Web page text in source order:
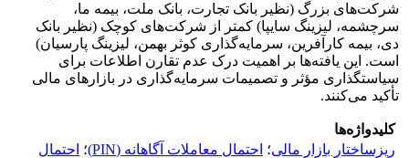
شرکت‌های بزرگ (نظیر بانک تجارت، بانک ملت، بیمه ما،
سرچشمه، لیزینگ سایپا) کمتر از شرکت‌های کوچک (نظیر بانک
دی، بیمه کارآفرین، سرمایه‌گذاری کوثر بهمن، لیزینگ پارسیان)
است. این یافته‌ها بر اهمیت درک عدم تقارن اطلاعات برای
سیاستگذاری مؤثر و تصمیمات سرمایه‌گذاری در بازارهای مالی
تأکید می‌کنند.
کلیدواژه‌ها
ریزساختار بازار مالی؛ احتمال معاملات آگاهانه (PIN) ؛ احتمال